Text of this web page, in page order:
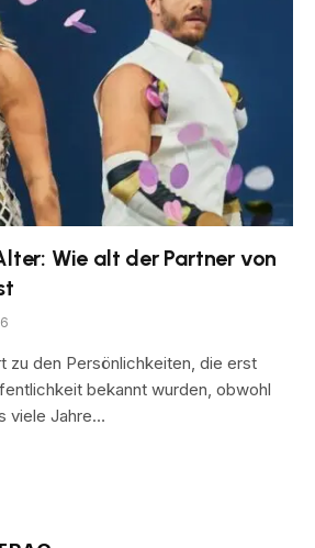
Wie alt der Partner von
zu den Persönlichkeiten, die erst
bekannt wurden, obwohl
viele Jahre…